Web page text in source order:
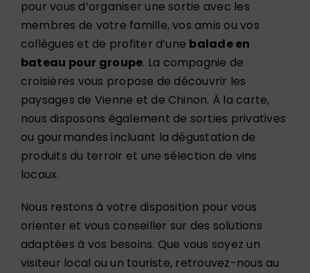
pour vous d’organiser une sortie avec les
membres de votre famille, vos amis ou vos
collègues et de profiter d’une balade en
bateau pour groupe. La compagnie de
croisières vous propose de découvrir les
paysages de Vienne et de Chinon. À la carte,
nous disposons également de sorties privatives
ou gourmandes incluant la dégustation de
produits du terroir et une sélection de vins
locaux.
Nous restons à votre disposition pour vous
orienter et vous conseiller sur des solutions
adaptées à vos besoins. Que vous soyez un
visiteur local ou un touriste, retrouvez-nous au